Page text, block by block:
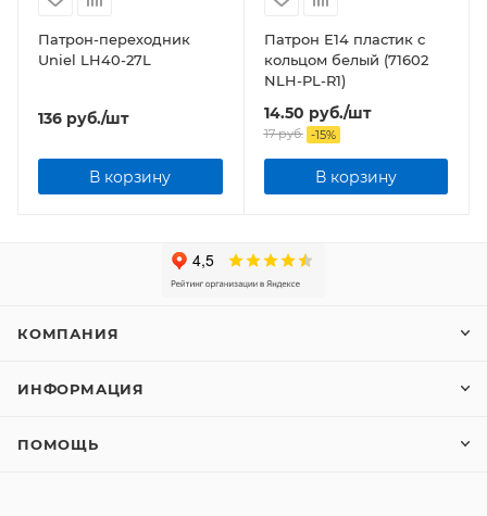
Патрон-переходник
Uniel LH40-27L
136 руб./шт
В корзину
Патрон Е14 пластик с
кольцом белый (71602
NLH-PL-R1)
14.50 руб./шт
17руб. -15%
В корзину
КОМПАНИЯ
ИНФОРМАЦИЯ
ПОМОЩЬ